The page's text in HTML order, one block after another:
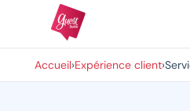
Accueil›Expérience client›